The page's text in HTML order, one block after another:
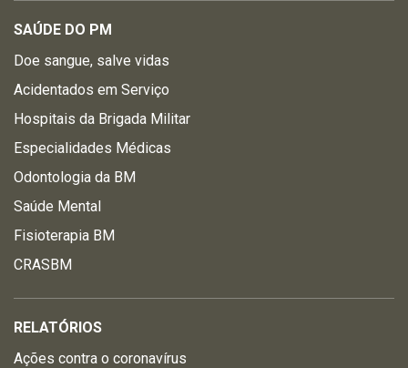
SAÚDE DO PM
Doe sangue, salve vidas
Acidentados em Serviço
Hospitais da Brigada Militar
Especialidades Médicas
Odontologia da BM
Saúde Mental
Fisioterapia BM
CRASBM
RELATÓRIOS
Ações contra o coronavírus